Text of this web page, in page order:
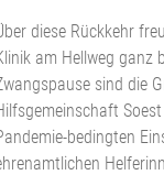
diese Rückkehr
am Hellweg ganz
sind die
bedingten